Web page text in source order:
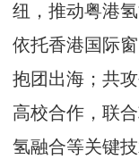
纽，推动粤港
依托香港国际
抱团出海；共
高校合作，联
氢融合等关键